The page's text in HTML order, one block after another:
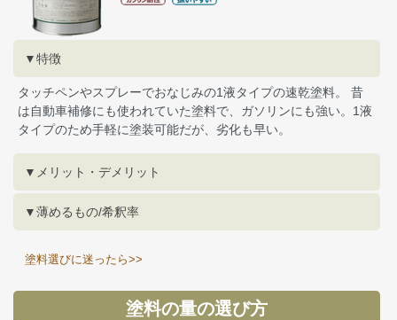
▼特徴
タッチペンやスプレーでおなじみの1液タイプの速乾塗料。 昔
は自動車補修にも使われていた塗料で、ガソリンにも強い。1液
タイプのため手軽に塗装可能だが、劣化も早い。
▼メリット・デメリット
▼薄めるもの/希釈率
塗料選びに迷ったら>>
塗料の量の選び方